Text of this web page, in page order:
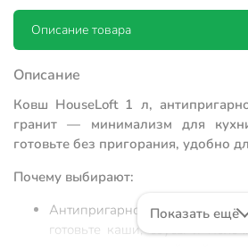
Описание товара
Описание
Ковш HouseLoft 1 л,
гранит — минимализм для
готовьте без пригорания, удобно
Почему выбирают:
Антипригарное покрытие
готовьте каши, соусы и
Показать ещё